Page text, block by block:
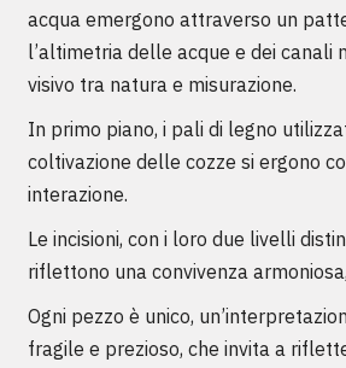
acqua emergono attraverso un
l’altimetria delle acque e dei canali
visivo tra natura e misurazione.
In primo piano, i pali di legno
coltivazione delle cozze si ergono
interazione.
Le incisioni, con i loro due livelli
riflettono una convivenza
Ogni pezzo è unico,
fragile e prezioso, che invita a